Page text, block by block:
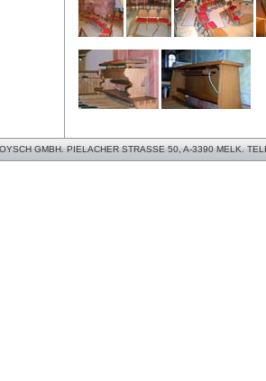
GMBH. PIELACHER STRASSE 50, A-3390 MELK.